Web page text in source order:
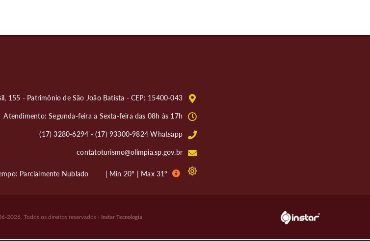
155 - Patrimônio de São João Batista - CEP: 15400-043
Atendimento: Segunda-feira a Sexta-feira das 08h às 17h
(17) 3280-6294 - (17) 93300-9824 Whatsapp
contatoturismo@olimpia.sp.gov.br
Parcialmente Nublado | Min 20º | Max 31º
2026. Todos os direitos reservados - Instar Tecnologia